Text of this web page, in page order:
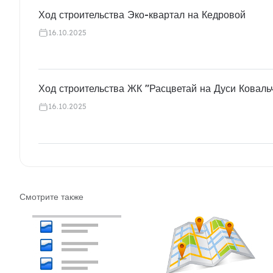
Ход строительства Эко-квартал на Кедровой
16.10.2025
Ход строительства ЖК "Расцветай на Дуси
16.10.2025
Смотрите также